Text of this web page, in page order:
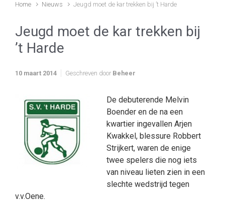
Home Nieuws Jeugd moet de kar trekken bij ’t Harde
Jeugd moet de kar trekken bij
’t Harde
10 maart 2014 Geschreven door Beheer
De debuterende Melvin
Boender en de na een
kwartier ingevallen Arjen
Kwakkel, blessure Robbert
Strijkert, waren de enige
twee spelers die nog iets
van niveau lieten zien in een
slechte wedstrijd tegen
v.v.Oene.